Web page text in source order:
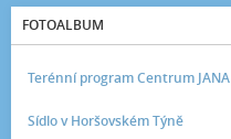
FOTOALBUM
Terénní program Centrum JANA
Sídlo v Horšovském Týně